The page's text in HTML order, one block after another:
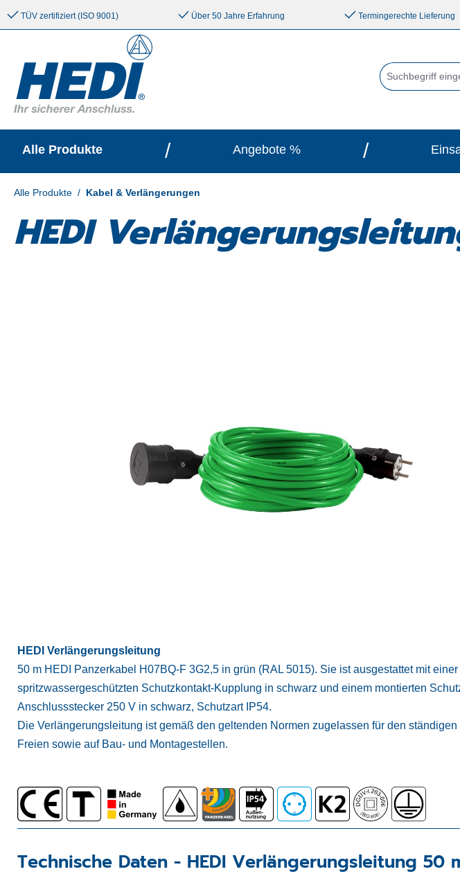
springen Zur Hauptnavigation springen
TÜV zertifiziert (ISO 9001) Über 50 Jahre Erfahrung Termingerechte Lieferung
Alle Produkte / Angebote % /
Alle Produkte / Kabel & Verlängerungen
HEDI
HEDI Verlängerungsleitung
50 m HEDI Panzerkabel H07BQ-F 3G2,5 in grün (RAL 5015). Sie ist ausgestattet mit einer
spritzwassergeschützten Schutzkontakt-Kupplung in schwarz und einem montierten
Anschlussstecker 250 V in schwarz, Schutzart IP54.
Die Verlängerungsleitung ist gemäß den geltenden Normen zugelassen für den
Freien sowie auf Bau- und Montagestellen.
Technische Daten - HEDI Verlängerungsleitung 50